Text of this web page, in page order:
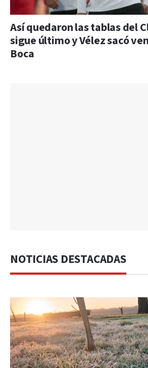
Así quedaron las tablas del
sigue último y Vélez sacó
Boca
NOTICIAS DESTACADAS